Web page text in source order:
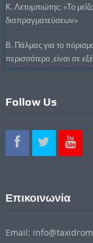
Κ. Λετυμπιώτης: «Το
διαπραγματεύσεων»
Β. Πάλμας για το
περισσότερο ,είναι σε
Follow Us
Επικοινωνία
Email: